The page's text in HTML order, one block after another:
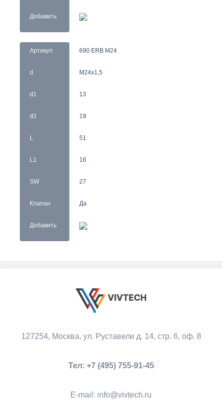
Добавить
Артикул
d
d1
d2
L
L1
SW
Клапан
Добавить
690 ERB M24
M24x1,5
13
19
51
16
27
Да
127254, Москва, ул. Руставели д. 14, стр. 6, оф. 8
Тел: +7 (495) 755-91-45
Е-mail: info@vivtech.ru